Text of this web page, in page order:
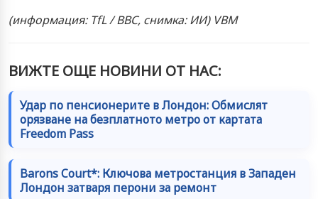
(информация: TfL / BBC, снимка: ИИ) VBM
ВИЖТЕ ОЩЕ НОВИНИ ОТ НАС:
Удар по пенсионерите в Лондон: Обмислят
орязване на безплатното метро от картата
Freedom Pass
Barons Court*: Ключова метростанция в Западен
Лондон затваря перони за ремонт